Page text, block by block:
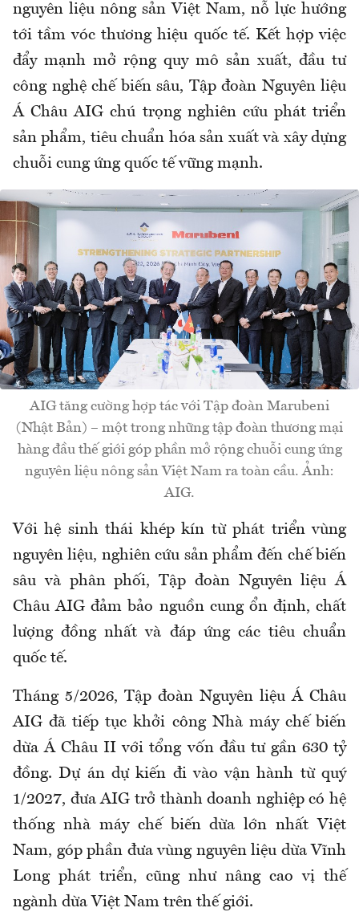
nguyên liệu nông sản Việt Nam, nỗ lực hướng
tới tầm vóc thương hiệu quốc tế. Kết hợp việc
đẩy mạnh mở rộng quy mô sản xuất, đầu tư
công nghệ chế biến sâu, Tập đoàn Nguyên liệu
Á Châu AIG chú trọng nghiên cứu phát triển
sản phẩm, tiêu chuẩn hóa sản xuất và xây dựng
chuỗi cung ứng quốc tế vững mạnh.
AIG tăng cường hợp tác với Tập đoàn Marubeni
(Nhật Bản) – một trong những tập đoàn thương mại
hàng đầu thế giới góp phần mở rộng chuỗi cung ứng
nguyên liệu nông sản Việt Nam ra toàn cầu. Ảnh:
AIG.
Với hệ sinh thái khép kín từ phát triển vùng
nguyên liệu, nghiên cứu sản phẩm đến chế biến
sâu và phân phối, Tập đoàn Nguyên liệu Á
Châu AIG đảm bảo nguồn cung ổn định, chất
lượng đồng nhất và đáp ứng các tiêu chuẩn
quốc tế.
Tháng 5/2026, Tập đoàn Nguyên liệu Á Châu
AIG đã tiếp tục khởi công Nhà máy chế biến
dừa Á Châu II với tổng vốn đầu tư gần 630 tỷ
đồng. Dự án dự kiến đi vào vận hành từ quý
1/2027, đưa AIG trở thành doanh nghiệp có hệ
thống nhà máy chế biến dừa lớn nhất Việt
Nam, góp phần đưa vùng nguyên liệu dừa Vĩnh
Long phát triển, cũng như nâng cao vị thế
ngành dừa Việt Nam trên thế giới.